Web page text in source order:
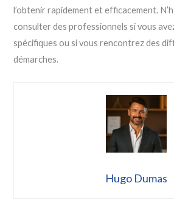
l’obtenir rapidement et efficacement.
consulter des professionnels si vous
spécifiques ou si vous rencontrez des
démarches.
Hugo Dumas